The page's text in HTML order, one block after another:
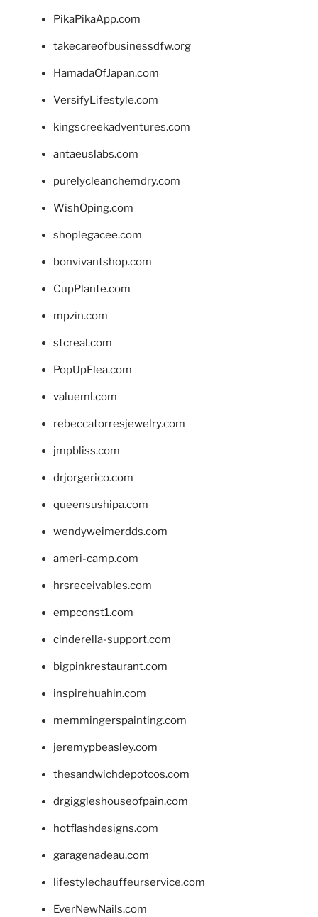
PikaPikaApp.com
takecareofbusinessdfw.org
HamadaOfJapan.com
VersifyLifestyle.com
kingscreekadventures.com
antaeuslabs.com
purelycleanchemdry.com
WishOping.com
shoplegacee.com
bonvivantshop.com
CupPlante.com
mpzin.com
stcreal.com
PopUpFlea.com
valueml.com
rebeccatorresjewelry.com
jmpbliss.com
drjorgerico.com
queensushipa.com
wendyweimerdds.com
ameri-camp.com
hrsreceivables.com
empconst1.com
cinderella-support.com
bigpinkrestaurant.com
inspirehuahin.com
memmingerspainting.com
jeremypbeasley.com
thesandwichdepotcos.com
drgiggleshouseofpain.com
hotflashdesigns.com
garagenadeau.com
lifestylechauffeurservice.com
EverNewNails.com